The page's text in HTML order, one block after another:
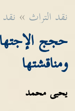
نقد التراث »
حجج
ومناقشتها
يحيى محمد